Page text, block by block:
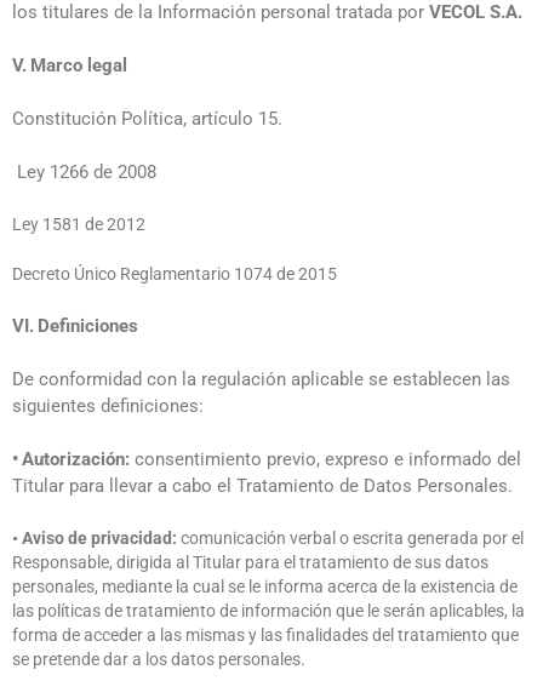
los titulares de la Información personal tratada por VECOL S.A.
V. Marco legal
Constitución Política, artículo 15.
Ley 1266 de 2008
Ley 1581 de 2012
Decreto Único Reglamentario 1074 de 2015
VI. Definiciones
De conformidad con la regulación aplicable se establecen las
siguientes definiciones:
•Autorización: consentimiento previo, expreso e informado del
Titular para llevar a cabo el Tratamiento de Datos Personales.
• Aviso de privacidad: comunicación verbal o escrita generada por el
Responsable, dirigida al Titular para el tratamiento de sus datos
personales, mediante la cual se le informa acerca de la existencia de
las políticas de tratamiento de información que le serán aplicables, la
forma de acceder a las mismas y las finalidades del tratamiento que
se pretende dar a los datos personales.